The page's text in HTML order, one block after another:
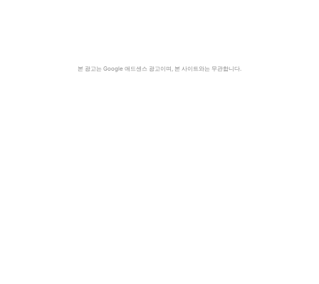
본 광고는 Google 애드센스 광고이며, 본 사이트와는 무관합니다.